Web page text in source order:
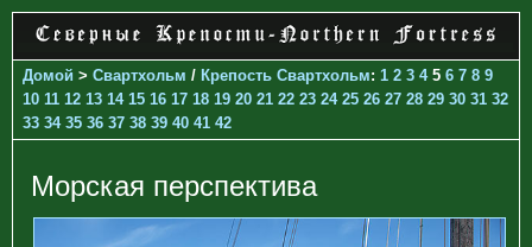
Домой > Свартхольм / Крепость Свартхольм: 1 2 3 45 6 7 8 9
10 11 12 13 14 15 16 17 18 19 20 21 22 23 24 25 26 27 28 29 30 31 32
33 34 35 36 37 38 39 40 41 42
Морская перспектива